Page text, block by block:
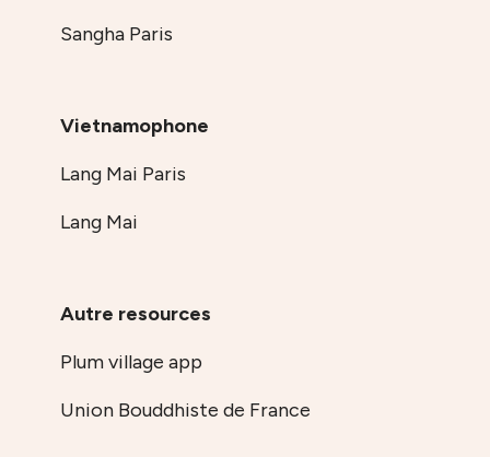
Sangha Paris
Vietnamophone
Lang Mai Paris
Lang Mai
Autre resources
Plum village app
Union Bouddhiste de France